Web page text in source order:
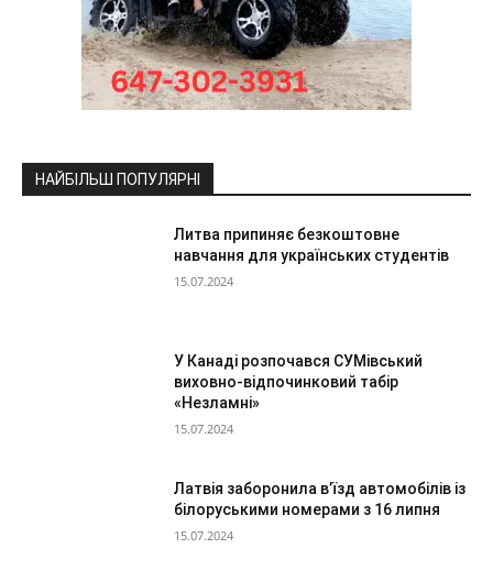
НАЙБІЛЬШ ПОПУЛЯРНІ
Литва припиняє безкоштовне
навчання для українських студентів
15.07.2024
У Канаді розпочався СУМівський
виховно-відпочинковий табір
«Незламні»
15.07.2024
Латвія заборонила в’їзд автомобілів із
білоруськими номерами з 16 липня
15.07.2024